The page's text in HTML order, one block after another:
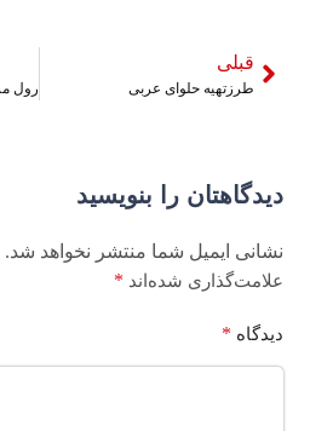
قبلی
طرزتهیه حلوای عربی
دیدگاهتان را بنویسید
نشانی ایمیل شما منتشر نخواهد شد.
علامت‌گذاری شده‌اند *
دیدگاه *